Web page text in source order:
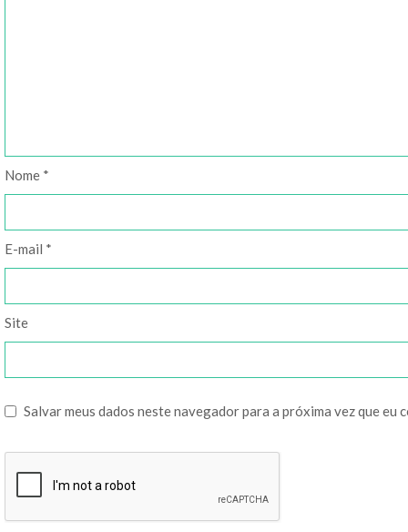
Nome *
E-mail *
Site
Salvar meus dados neste navegador para a próxima vez que eu